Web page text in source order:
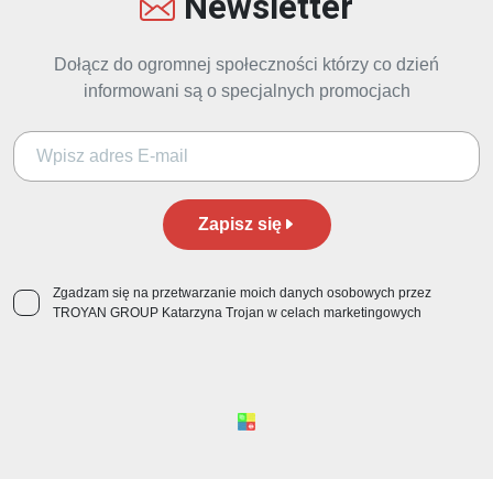
Dołącz do ogromnej społeczności którzy co dzień
informowani są o specjalnych promocjach
Zapisz się
Zgadzam się na przetwarzanie moich danych osobowych przez
TROYAN GROUP Katarzyna Trojan w celach marketingowych